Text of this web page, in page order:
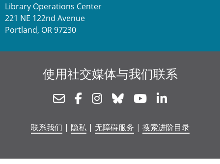
Library Operations Center
221 NE 122nd Avenue
Portland, OR 97230
使用社交媒体与我们联系
NewsletterFacebookInstagram
Bluesky Youtube
联系我们 | 隐私| 无障碍服务 | 搜索进阶目录